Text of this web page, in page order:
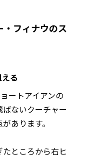
フィナウのス
る
ートアイアンの
ないクーチャー
あります。
ところから右ヒ